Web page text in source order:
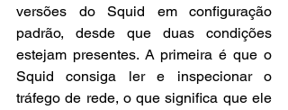
versões do Squid em configuração
padrão, desde que duas condições
estejam presentes. A primeira é que o
Squid consiga ler e inspecionar o
tráfego de rede, o que significa que ele